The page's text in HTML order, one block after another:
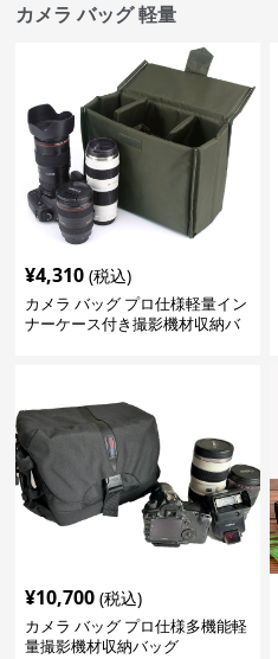
カメラ バッグ 軽量
¥4,310 (税込)
カメラ バッグ プロ仕様軽量イン
ナーケース付き撮影機材収納バ
¥10,700 (税込)
カメラ バッグ プロ仕様多機能軽
量撮影機材収納バッグ